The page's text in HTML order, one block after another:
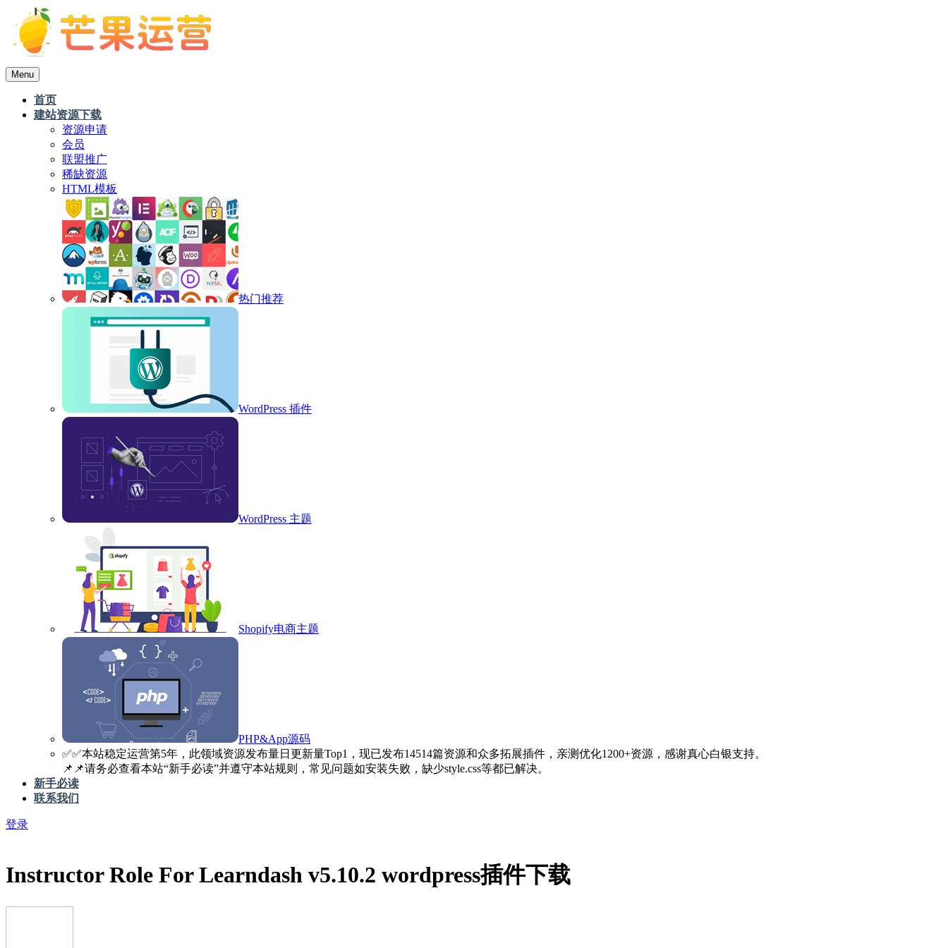
Menu
首页
建站资源下载
资源申请
会员
联盟推广
稀缺资源
HTML模板
热门推荐
WordPress 插件
WordPress 主题
Shopify电商主题
PHP&App源码
✅️✅️本站稳定运营第5年，此领域资源发布量日更新量Top1，现已发布14514篇资源和众多拓展插件，亲测优化1200+资源，感谢真心白银支持。
📌📌请务必查看本站“新手必读”并遵守本站规则，常见问题如安装失败，缺少style.css等都已解决。
新手必读
联系我们
登录
Instructor Role For Learndash v5.10.2 wordpress插件下载